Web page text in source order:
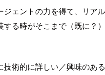
ジェントの力を得て、リア
する時がそこまで（既に？
技術的に詳しい／興味のあ